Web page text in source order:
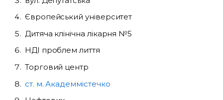
Європейський університет
Дитяча клінічна лікарня №5
НДІ проблем лиття
Торговий центр
ст. м. Академмістечко